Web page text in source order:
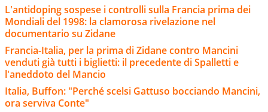
L'antidoping sospese i controlli sulla Francia prima dei
Mondiali del 1998: la clamorosa rivelazione nel
documentario su Zidane
Francia-Italia, per la prima di Zidane contro Mancini
venduti già tutti i biglietti: il precedente di Spalletti e
l'aneddoto del Mancio
Italia, Buffon: "Perché scelsi Gattuso bocciando Mancini,
ora serviva Conte"